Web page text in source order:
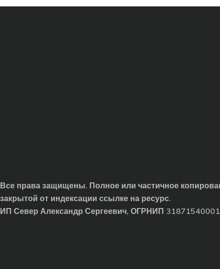
Все права защищены. Полное или частичное
закрытой от индексации ссылке на ресурс.
ИП Север Александр Сергеевич, ОГРНИП